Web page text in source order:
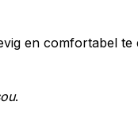
en comfortabel te
.